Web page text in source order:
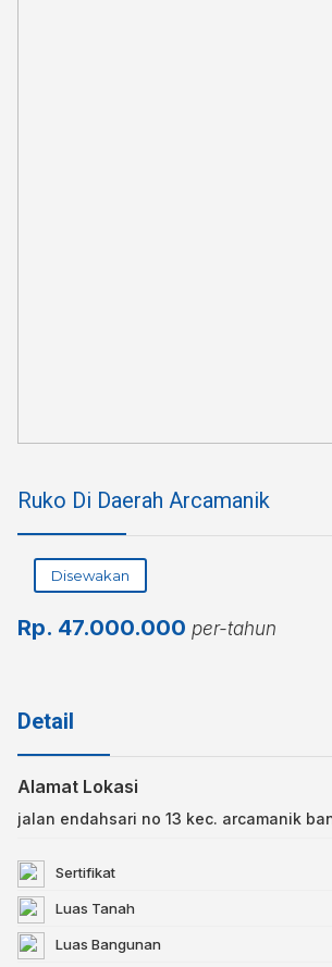
Ruko Di Daerah Arcamanik
Disewakan
Rp. 47.000.000 per-tahun
Detail
Alamat Lokasi
jalan endahsari no 13 kec. arcamanik
Sertifikat
Luas Tanah
Luas Bangunan